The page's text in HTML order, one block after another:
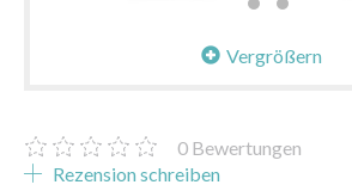
Vergrößern
0 Bewertungen
Rezension schreiben